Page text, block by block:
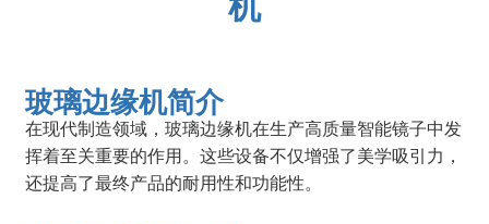
玻璃边缘机简介
在现代制造领域，玻璃边缘机在生产高质量智能镜子中发
挥着至关重要的作用。这些设备不仅增强了美学吸引力，
还提高了最终产品的耐用性和功能性。